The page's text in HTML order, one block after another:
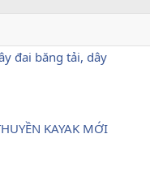
đai băng tải, dây
KAYAK MỚI